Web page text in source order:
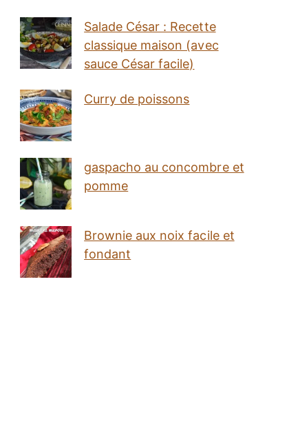
Salade César : Recette
classique maison (avec
sauce César facile)
Curry de poissons
gaspacho au concombre et
pomme
Brownie aux noix facile et
fondant